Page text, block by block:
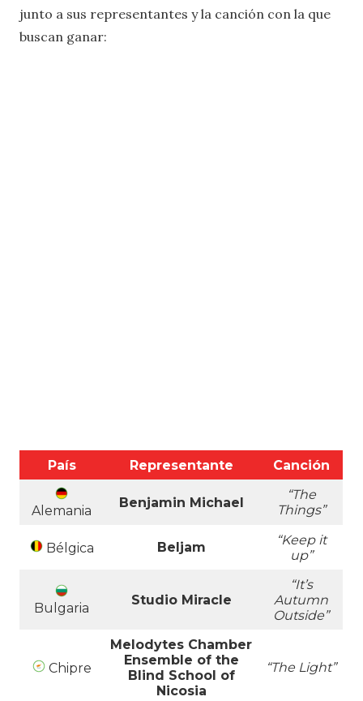
junto a sus representantes y la canción con la que
buscan ganar:
País Representante Canción
Alemania
Benjamin Michael
“The
Things”
Bélgica Beljam
“Keep it
up”
Bulgaria
Studio Miracle
“It’s
Autumn
Outside”
Chipre
Melodytes Chamber
Ensemble of the
Blind School of
Nicosia
“The Light”